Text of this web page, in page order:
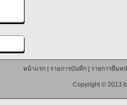
หน้าแรก| รายการบันทึก| รายการยืมห
Copyright © 2013